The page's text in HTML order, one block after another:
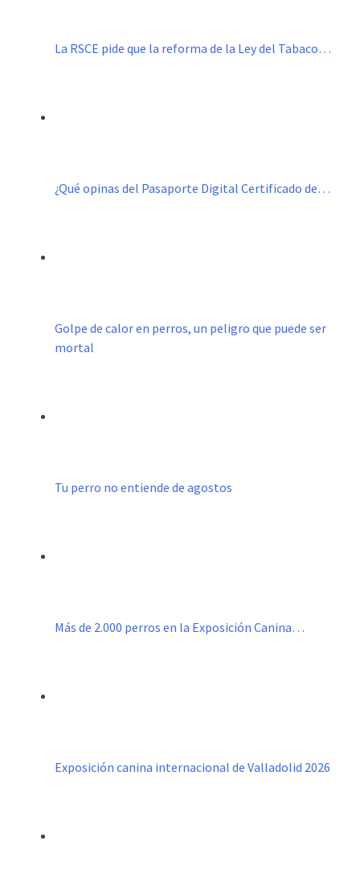
La RSCE pide que la reforma de la Ley del Tabaco…
¿Qué opinas del Pasaporte Digital Certificado de…
Golpe de calor en perros, un peligro que puede ser
mortal
Tu perro no entiende de agostos
Más de 2.000 perros en la Exposición Canina…
Exposición canina internacional de Valladolid 2026